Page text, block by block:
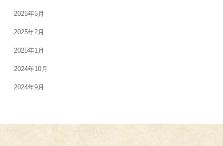
2025年5月
2025年2月
2025年1月
2024年10月
2024年9月